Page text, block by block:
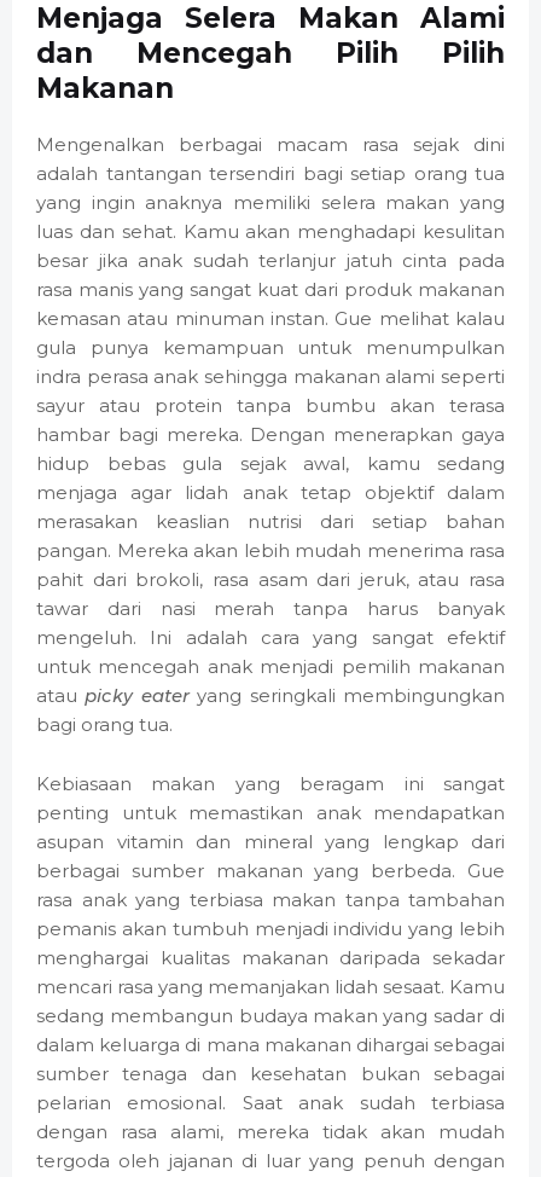
Menjaga Selera Makan Alami
dan Mencegah Pilih Pilih
Makanan
Mengenalkan berbagai macam rasa sejak dini
adalah tantangan tersendiri bagi setiap orang tua
yang ingin anaknya memiliki selera makan yang
luas dan sehat. Kamu akan menghadapi kesulitan
besar jika anak sudah terlanjur jatuh cinta pada
rasa manis yang sangat kuat dari produk makanan
kemasan atau minuman instan. Gue melihat kalau
gula punya kemampuan untuk menumpulkan
indra perasa anak sehingga makanan alami seperti
sayur atau protein tanpa bumbu akan terasa
hambar bagi mereka. Dengan menerapkan gaya
hidup bebas gula sejak awal, kamu sedang
menjaga agar lidah anak tetap objektif dalam
merasakan keaslian nutrisi dari setiap bahan
pangan. Mereka akan lebih mudah menerima rasa
pahit dari brokoli, rasa asam dari jeruk, atau rasa
tawar dari nasi merah tanpa harus banyak
mengeluh. Ini adalah cara yang sangat efektif
untuk mencegah anak menjadi pemilih makanan
ataupicky eateryang seringkali membingungkan
bagi orang tua.
Kebiasaan makan yang beragam ini sangat
penting untuk memastikan anak mendapatkan
asupan vitamin dan mineral yang lengkap dari
berbagai sumber makanan yang berbeda. Gue
rasa anak yang terbiasa makan tanpa tambahan
pemanis akan tumbuh menjadi individu yang lebih
menghargai kualitas makanan daripada sekadar
mencari rasa yang memanjakan lidah sesaat. Kamu
sedang membangun budaya makan yang sadar di
dalam keluarga di mana makanan dihargai sebagai
sumber tenaga dan kesehatan bukan sebagai
pelarian emosional. Saat anak sudah terbiasa
dengan rasa alami, mereka tidak akan mudah
tergoda oleh jajanan di luar yang penuh dengan